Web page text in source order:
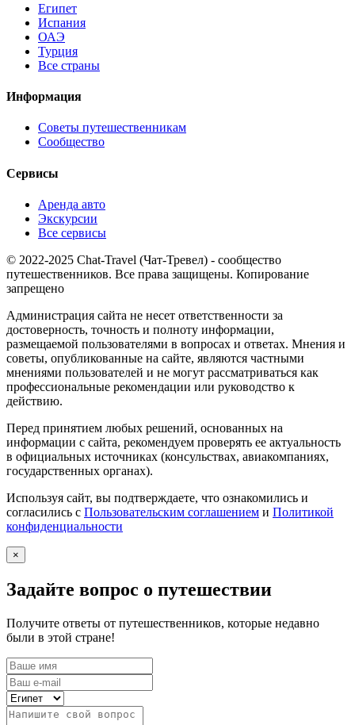
Египет
Испания
ОАЭ
Турция
Все страны
Информация
Советы путешественникам
Сообщество
Сервисы
Аренда авто
Экскурсии
Все сервисы
© 2022-2025 Chat-Travel (Чат-Тревел) - сообщество
путешественников. Все права защищены. Копирование
запрещено
Администрация сайта не несет ответственности за
достоверность, точность и полноту информации,
размещаемой пользователями в вопросах и ответах. Мнения и
советы, опубликованные на сайте, являются частными
мнениями пользователей и не могут рассматриваться как
профессиональные рекомендации или руководство к
действию.
Перед принятием любых решений, основанных на
информации с сайта, рекомендуем проверять ее актуальность
в официальных источниках (консульствах, авиакомпаниях,
государственных органах).
Используя сайт, вы подтверждаете, что ознакомились и
согласились с Пользовательским соглашением и Политикой
конфиденциальности
×
Задайте вопрос о путешествии
Получите ответы от путешественников, которые недавно
были в этой стране!